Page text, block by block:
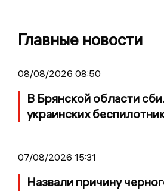
Главные новости
08/08/2026 08:50
В Брянской области
украинских
07/08/2026 15:31
Назвали причину